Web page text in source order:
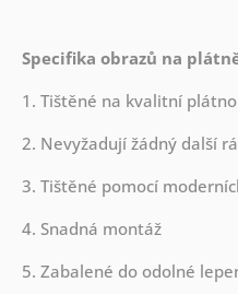
Specifika obrazů na
1. Tištěné na kvalitní
2. Nevyžadují žádný další
3. Tištěné pomocí
4. Snadná montáž
5. Zabalené do odolné